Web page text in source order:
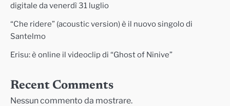
digitale da venerdì 31 luglio
“Che ridere” (acoustic version) è il nuovo singolo di
Santelmo
Erisu: è online il videoclip di “Ghost of Ninive”
Recent Comments
Nessun commento da mostrare.